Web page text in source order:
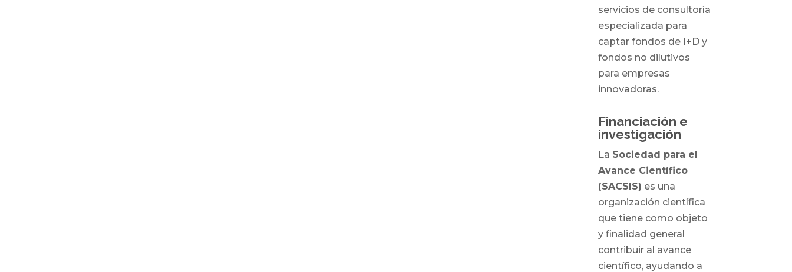
servicios de consultoría
especializada para
captar fondos de I+D y
fondos no dilutivos
para empresas
innovadoras.
Financiación e
investigación
La Sociedad para el
Avance Científico
(SACSIS) es una
organización científica
que tiene como objeto
y finalidad general
contribuir al avance
científico, ayudando a